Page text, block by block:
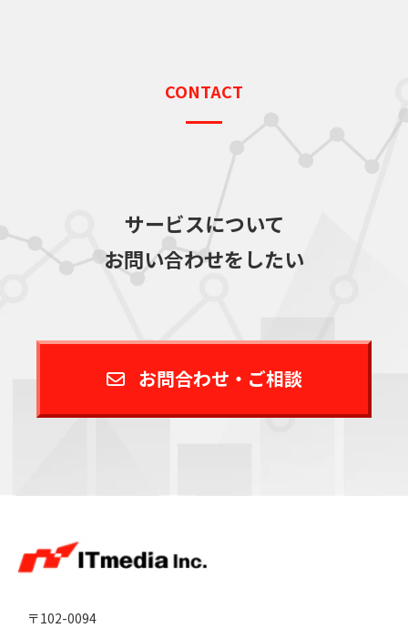
CONTACT
サービスについて
お問い合わせをしたい
お問合わせ・ご相談
〒102-0094